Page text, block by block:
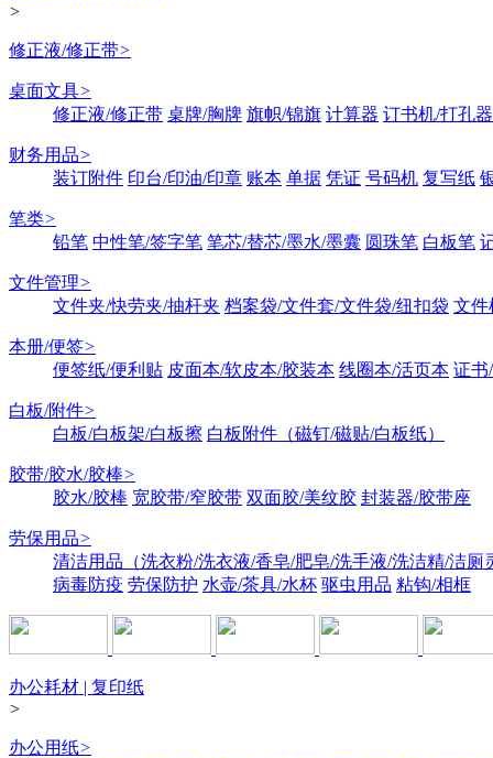
>
修正液/修正带>
桌面文具>
修正液/修正带 桌牌/胸牌 旗帜/锦旗 计算器 订书机/打孔器
财务用品>
装订附件 印台/印油/印章 账本 单据 凭证 号码机 复写纸
笔类>
铅笔 中性笔/签字笔 笔芯/替芯/墨水/墨囊 圆珠笔 白板笔
文件管理>
文件夹/快劳夹/抽杆夹 档案袋/文件套/文件袋/纽扣袋 文件
本册/便签>
便签纸/便利贴 皮面本/软皮本/胶装本 线圈本/活页本 证书
白板/附件>
白板/白板架/白板擦 白板附件（磁钉/磁贴/白板纸）
胶带/胶水/胶棒>
胶水/胶棒 宽胶带/窄胶带 双面胶/美纹胶 封装器/胶带座
劳保用品>
清洁用品（洗衣粉/洗衣液/香皂/肥皂/洗手液/洗洁精/洁厕
病毒防疫 劳保防护 水壶/茶具/水杯 驱虫用品 粘钩/相框
办公耗材 | 复印纸
>
办公用纸>